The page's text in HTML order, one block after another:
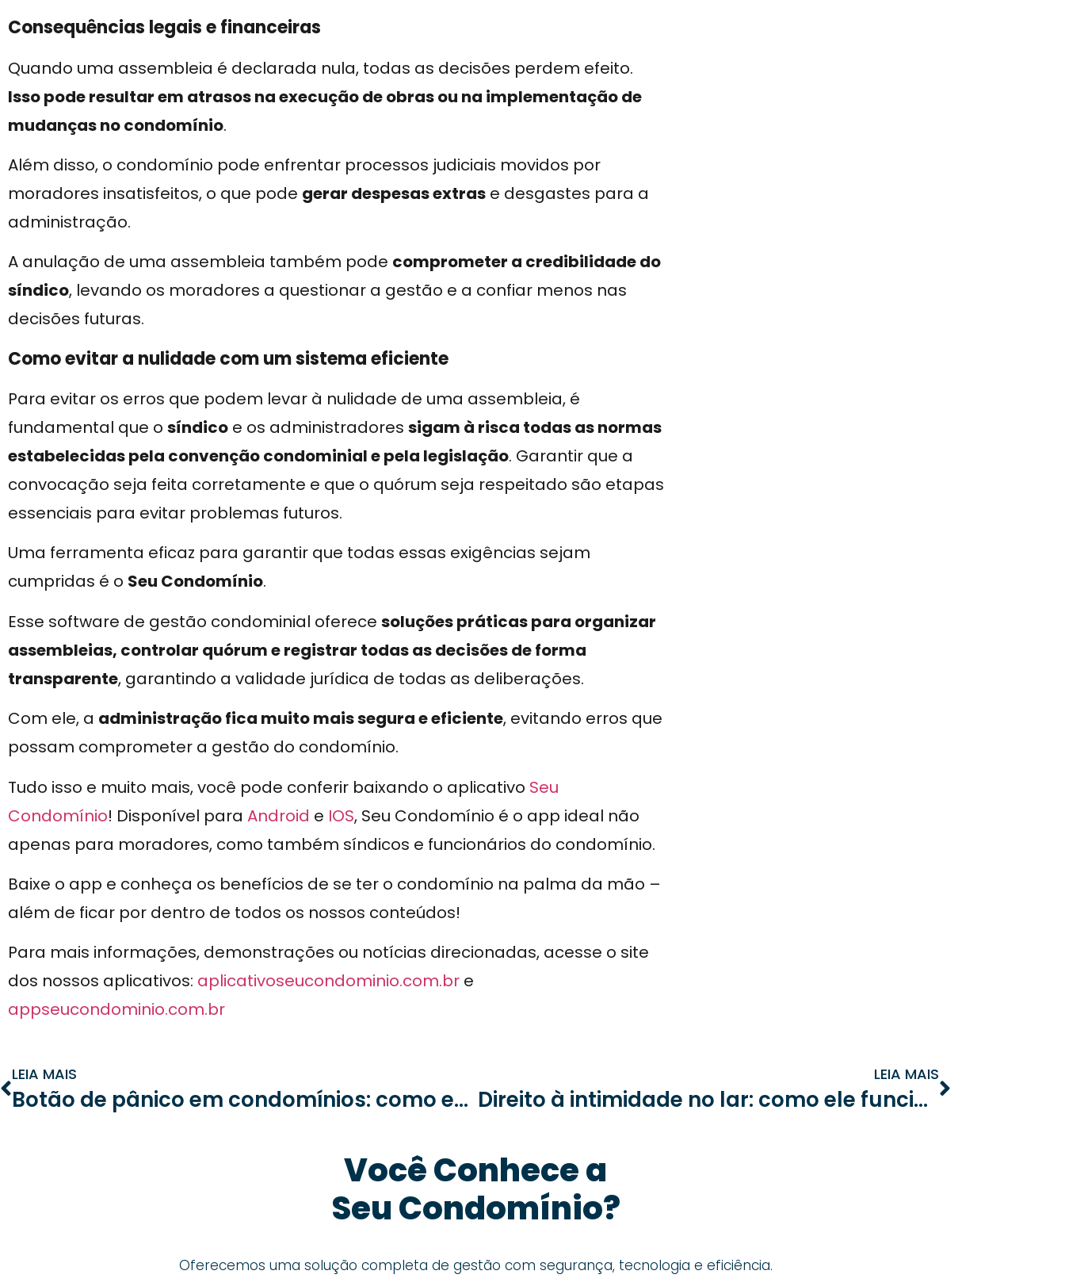
Consequências legais e financeiras
Quando uma assembleia é declarada nula, todas as decisões perdem efeito.
Isso pode resultar em atrasos na execução de obras ou na implementação de
mudanças no condomínio.
Além disso, o condomínio pode enfrentar processos judiciais movidos por
moradores insatisfeitos, o que pode gerar despesas extras e desgastes para a
administração.
A anulação de uma assembleia também pode comprometer a credibilidade do
síndico, levando os moradores a questionar a gestão e a confiar menos nas
decisões futuras.
Como evitar a nulidade com um sistema eficiente
Para evitar os erros que podem levar à nulidade de uma assembleia, é
fundamental que o síndico e os administradores sigam à risca todas as normas
estabelecidas pela convenção condominial e pela legislação. Garantir que a
convocação seja feita corretamente e que o quórum seja respeitado são etapas
essenciais para evitar problemas futuros.
Uma ferramenta eficaz para garantir que todas essas exigências sejam
cumpridas é o Seu Condomínio.
Esse software de gestão condominial oferece soluções práticas para organizar
assembleias, controlar quórum e registrar todas as decisões de forma
transparente, garantindo a validade jurídica de todas as deliberações.
Com ele, a administração fica muito mais segura e eficiente, evitando erros que
possam comprometer a gestão do condomínio.
Tudo isso e muito mais, você pode conferir baixando o aplicativo Seu
Condomínio! Disponível para Android e IOS, Seu Condomínio é o app ideal não
apenas para moradores, como também síndicos e funcionários do condomínio.
Baixe o app e conheça os benefícios de se ter o condomínio na palma da mão –
além de ficar por dentro de todos os nossos conteúdos!
Para mais informações, demonstrações ou notícias direcionadas, acesse o site
dos nossos aplicativos: aplicativoseucondominio.com.br e
appseucondominio.com.br
LEIA MAIS
Botão de pânico em condomínios: como ele funciona e por que é essencial para a segurança
LEIA MAIS
Direito à intimidade no lar: como ele funciona em condomínios?
Você Conhece a
Seu Condomínio?
Oferecemos uma solução completa de gestão com segurança, tecnologia e eficiência.